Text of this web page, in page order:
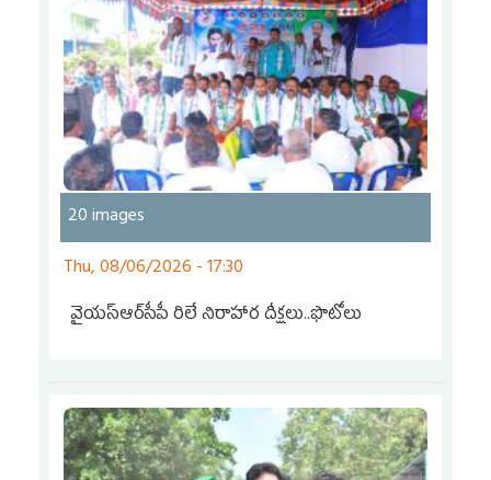
20 images
Thu, 08/06/2026 - 17:30
వైయ‌స్ఆర్‌సీపీ రిలే నిరాహార దీక్షలు..ఫొటోలు